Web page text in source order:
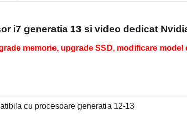
i7 generatia 13 si video dedicat
memorie, upgrade SSD, modificare
cu procesoare generatia 12-13